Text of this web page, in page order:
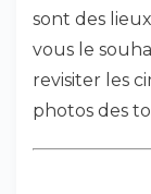
sont des
vous le
revisiter les
photos des